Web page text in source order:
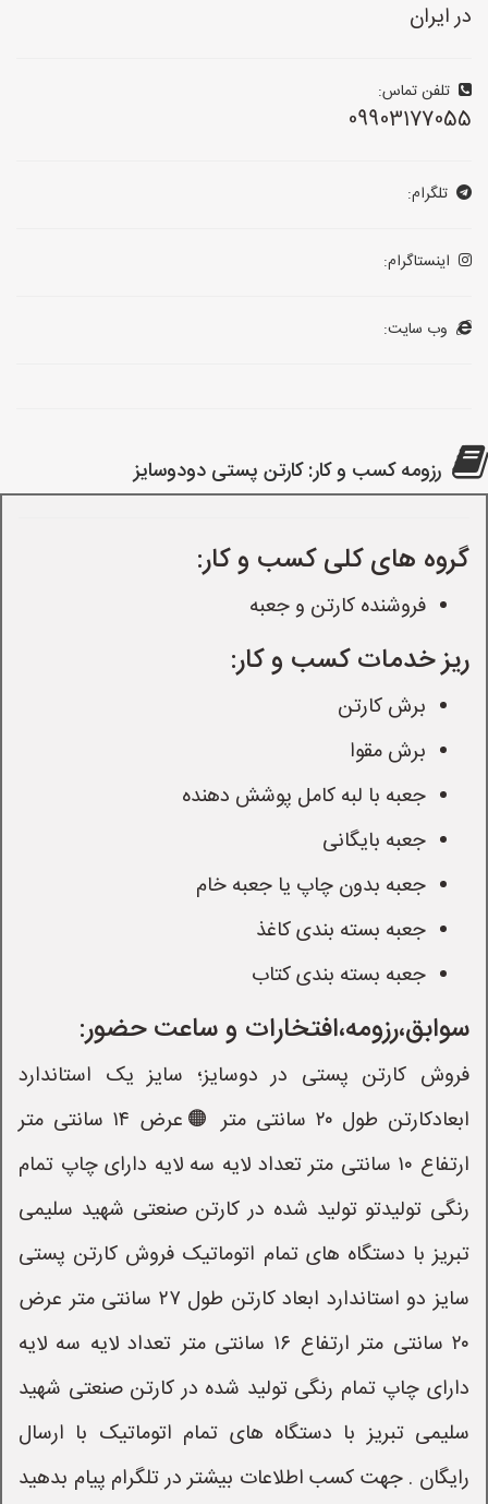
در ایران
تلفن تماس:
09903177055
تلگرام:
اینستاگرام:
وب سایت:
رزومه کسب و کار: کارتن پستی دودوسایز
گروه های کلی کسب و کار:
فروشنده کارتن و جعبه
ریز خدمات کسب و کار:
برش کارتن
برش مقوا
جعبه با لبه کامل پوشش دهنده
جعبه بایگانی
جعبه بدون چاپ یا جعبه خام
جعبه بسته بندی کاغذ
جعبه بسته بندی کتاب
سوابق،رزومه،افتخارات و ساعت حضور:
فروش کارتن پستی در دوسایز؛ سایز یک استاندارد
ابعادکارتن طول ۲۰ سانتی متر 🟠عرض ۱۴ سانتی متر
ارتفاع ۱۰ سانتی متر تعداد لایه سه لایه دارای چاپ تمام
رنگی تولیدتو تولید شده در کارتن صنعتی شهید سلیمی
تبریز با دستگاه های تمام اتوماتیک فروش کارتن پستی
سایز دو استاندارد ابعاد کارتن طول ۲۷ سانتی متر عرض
۲۰ سانتی متر ارتفاع ۱۶ سانتی متر تعداد لایه سه لایه
دارای چاپ تمام رنگی تولید شده در کارتن صنعتی شهید
سلیمی تبریز با دستگاه های تمام اتوماتیک با ارسال
رایگان . جهت کسب اطلاعات بیشتر در تلگرام پیام بدهید